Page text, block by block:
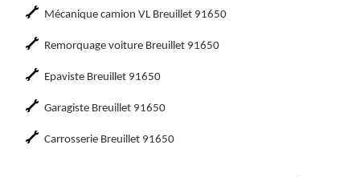
Mécanique camion VL Breuillet 91650
Remorquage voiture Breuillet 91650
Epaviste Breuillet 91650
Garagiste Breuillet 91650
Carrosserie Breuillet 91650